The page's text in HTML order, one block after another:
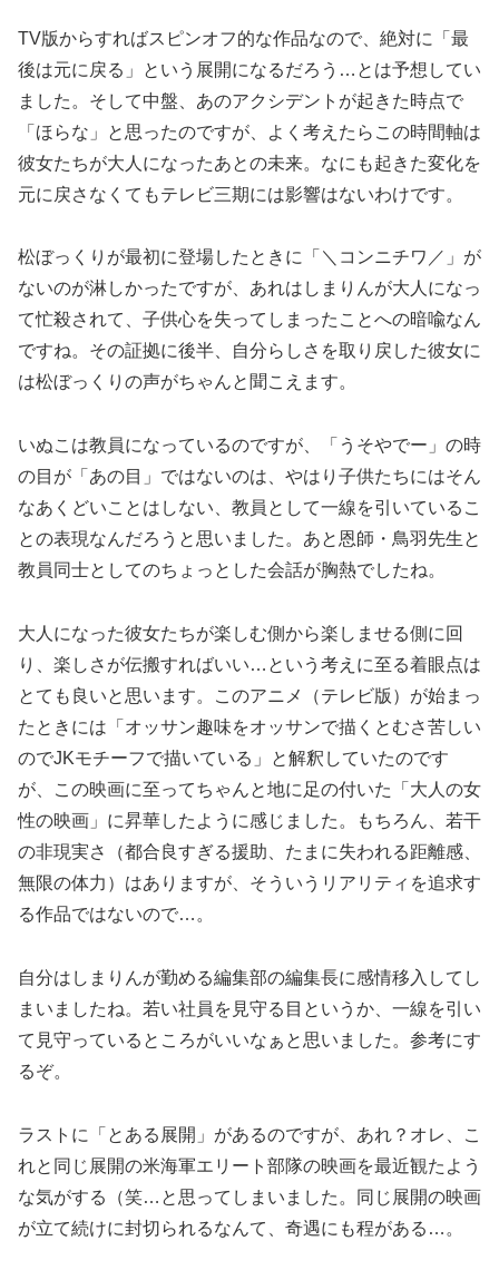
TV版からすればスピンオフ的な作品なので、絶対に「最
後は元に戻る」という展開になるだろう…とは予想してい
ました。そして中盤、あのアクシデントが起きた時点で
「ほらな」と思ったのですが、よく考えたらこの時間軸は
彼女たちが大人になったあとの未来。なにも起きた変化を
元に戻さなくてもテレビ三期には影響はないわけです。
松ぼっくりが最初に登場したときに「＼コンニチワ／」が
ないのが淋しかったですが、あれはしまりんが大人になっ
て忙殺されて、子供心を失ってしまったことへの暗喩なん
ですね。その証拠に後半、自分らしさを取り戻した彼女に
は松ぼっくりの声がちゃんと聞こえます。
いぬこは教員になっているのですが、「うそやでー」の時
の目が「あの目」ではないのは、やはり子供たちにはそん
なあくどいことはしない、教員として一線を引いているこ
との表現なんだろうと思いました。あと恩師・鳥羽先生と
教員同士としてのちょっとした会話が胸熱でしたね。
大人になった彼女たちが楽しむ側から楽しませる側に回
り、楽しさが伝搬すればいい…という考えに至る着眼点は
とても良いと思います。このアニメ（テレビ版）が始まっ
たときには「オッサン趣味をオッサンで描くとむさ苦しい
のでJKモチーフで描いている」と解釈していたのです
が、この映画に至ってちゃんと地に足の付いた「大人の女
性の映画」に昇華したように感じました。もちろん、若干
の非現実さ（都合良すぎる援助、たまに失われる距離感、
無限の体力）はありますが、そういうリアリティを追求す
る作品ではないので…。
自分はしまりんが勤める編集部の編集長に感情移入してし
まいましたね。若い社員を見守る目というか、一線を引い
て見守っているところがいいなぁと思いました。参考にす
るぞ。
ラストに「とある展開」があるのですが、あれ？オレ、こ
れと同じ展開の米海軍エリート部隊の映画を最近観たよう
な気がする（笑…と思ってしまいました。同じ展開の映画
が立て続けに封切られるなんて、奇遇にも程がある…。